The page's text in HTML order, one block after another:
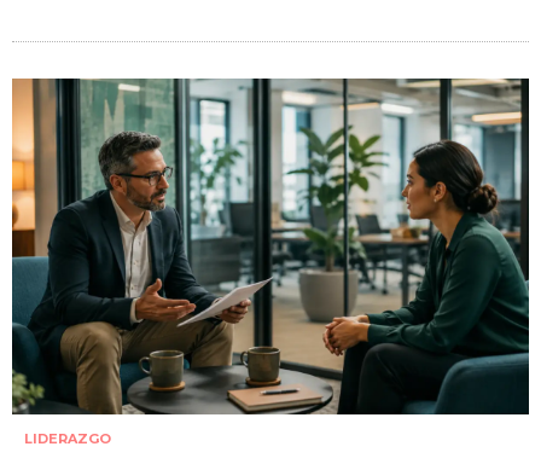
LIDERAZGO